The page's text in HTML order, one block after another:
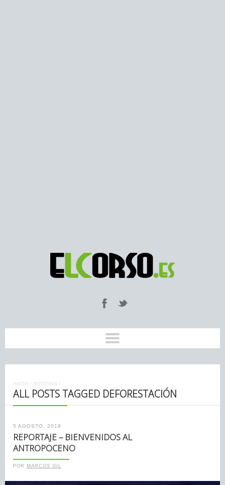
INICIO / NOTICIAS /
ALL POSTS TAGGED DEFORESTACIÓN
5 AGOSTO, 2019
REPORTAJE – BIENVENIDOS AL
ANTROPOCENO
POR MARCOS GIL